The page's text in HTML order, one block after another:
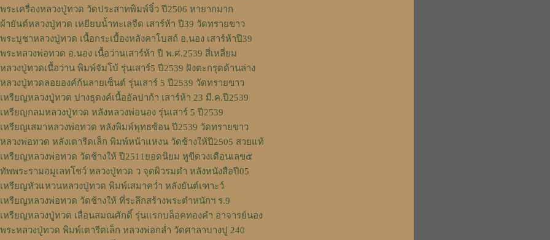
พระเครื่องหลวงปู่ทวด วัดประสาทพิมพ์จิ๋ว ปี2506 หายากมาก
ผ้ายันต์หลวงปู่ทวด เหยียบน้ำทะเลจืด เสาร์ห้า ปี39 วัดทรายขาว
พระบูชาหลวงปู่ทวด เนื้อกระเบื้องหลังคาโบสถ์ อ.นอง เสาร์ห้าปี39
พระหลวงพ่อทวด อ.นอง เนื้อว่านเสาร์ห้า ปี พ.ศ.2539 สี่เหลี่ยม
หลวงปู่ทวดเนื้อว่าน พิมพ์จัมโบ้ รุ่นเสาร์5 ปี2539 ฝังตะกรุดด้านล่าง
หลวงปู่ทวดลอยองค์ก้นลายเซ็นต์ รุ่นเสาร์ 5 ปี2539 วัดทรายขาว
เหรียญหลวงปู่ทวด ปางธุดงค์เนื้ออัลปาก้า เสาร์ห้า 23 มี.ค.ปี2539
เหรียญกลมหลวงปู่ทวด หลังหลวงพ่อนอง รุ่นเสาร์ 5 ปี2539
เหรียญเสมาหลวงพ่อทวด หลังพิมพ์พุทธซ้อน ปี2539 วัดทรายขาว
หลวงพ่อทวด หลังเตารีดเล็ก พิมพ์หน้าแหงน วัดช้างให้ปี2505 สวยแท้
เหรียญหลวงพ่อทวด วัดช้างให้ ปี2511ยอดนิยม หูขีดวงเดือนเลข๕
ทัพพระรามอมูเลทโชว์ หลวงปู่ทวด ว จุดผิวรมดำ หลังหนังสือปี05
เหรียญหัวแหวนหลวงปู่ทวด พิมพ์เสมาคว่ำ หลังยันต์เฑาะว์
เหรียญหลวงพ่อทวด วัดช้างให้ ที่ระลึกสร้างพระตำหนักฯ ร.9
เหรียญหลวงปู่ทวด เลื่อนสมณศักดิ์ รุ่นแรกบล็อคทองคำ อาจารย์นอง
พระหลวงปู่ทวด พิมพ์เตารีดเล็ก หลวงพ่อกล่ำ วัดศาลาบางปู 240